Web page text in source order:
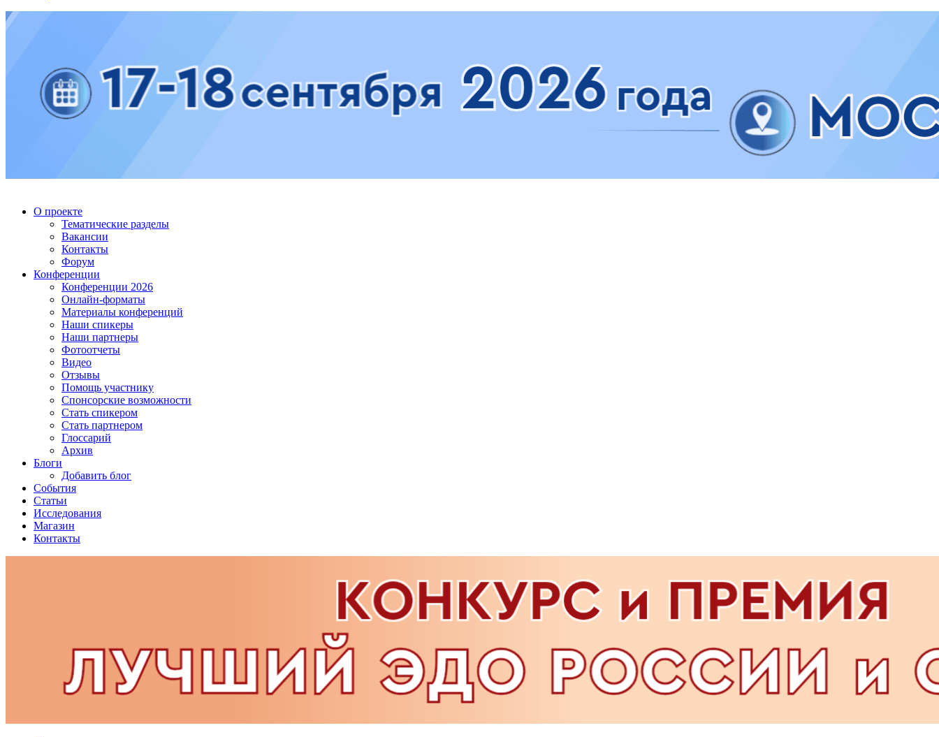
О проекте
Тематические разделы
Вакансии
Контакты
Форум
Конференции
Конференции 2026
Онлайн-форматы
Материалы конференций
Наши спикеры
Наши партнеры
Фотоотчеты
Видео
Отзывы
Помощь участнику
Спонсорские возможности
Стать спикером
Стать партнером
Глоссарий
Архив
Блоги
Добавить блог
События
Статьи
Исследования
Магазин
Контакты